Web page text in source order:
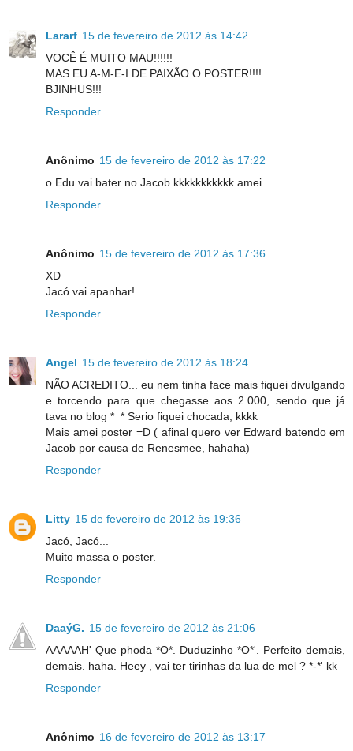
Lararf 15 de fevereiro de 2012 às 14:42
VOCÊ É MUITO MAU!!!!!!
MAS EU A-M-E-I DE PAIXÃO O POSTER!!!!
BJINHUS!!!
Responder
Anônimo 15 de fevereiro de 2012 às 17:22
o Edu vai bater no Jacob kkkkkkkkkkk amei
Responder
Anônimo 15 de fevereiro de 2012 às 17:36
XD
Jacó vai apanhar!
Responder
Angel 15 de fevereiro de 2012 às 18:24
NÃO ACREDITO... eu nem tinha face mais fiquei divulgando
e torcendo para que chegasse aos 2.000, sendo que já
tava no blog *_* Serio fiquei chocada, kkkk
Mais amei poster =D ( afinal quero ver Edward batendo em
Jacob por causa de Renesmee, hahaha)
Responder
Litty 15 de fevereiro de 2012 às 19:36
Jacó, Jacó...
Muito massa o poster.
Responder
DaaýG. 15 de fevereiro de 2012 às 21:06
AAAAAH' Que phoda *O*. Duduzinho *O*'. Perfeito demais,
demais. haha. Heey , vai ter tirinhas da lua de mel ? *-*' kk
Responder
Anônimo 16 de fevereiro de 2012 às 13:17